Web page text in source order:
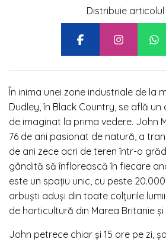
Distribuie articolul
În inima unei zone industriale de la
Dudley, în Black Country, se află
de imaginat la prima vedere. John
76 de ani pasionat de natură, a
de ani zece acri de teren într-o
gândită să înflorească în fiecare
este un spațiu unic, cu peste
arbuști aduși din toate colțurile
de horticultură din Marea Britanie și
John petrece chiar și 15 ore pe zi,